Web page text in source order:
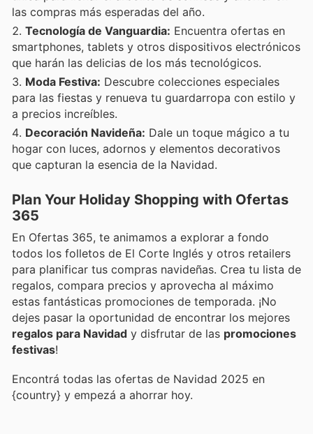
las compras más esperadas del año.
Tecnología de Vanguardia: Encuentra ofertas en
smartphones, tablets y otros dispositivos electrónicos
que harán las delicias de los más tecnológicos.
Moda Festiva: Descubre colecciones especiales
para las fiestas y renueva tu guardarropa con estilo y
a precios increíbles.
Decoración Navideña: Dale un toque mágico a tu
hogar con luces, adornos y elementos decorativos
que capturan la esencia de la Navidad.
Plan Your Holiday Shopping with Ofertas
365
En Ofertas 365, te animamos a explorar a fondo
todos los folletos de El Corte Inglés y otros retailers
para planificar tus compras navideñas. Crea tu lista de
regalos, compara precios y aprovecha al máximo
estas fantásticas promociones de temporada. ¡No
dejes pasar la oportunidad de encontrar los mejores
regalos para Navidad y disfrutar de las promociones
festivas!
Encontrá todas las ofertas de Navidad 2025 en
{country} y empezá a ahorrar hoy.